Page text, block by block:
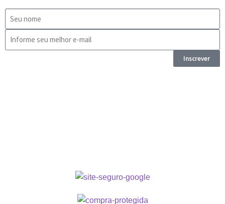
Inscrever